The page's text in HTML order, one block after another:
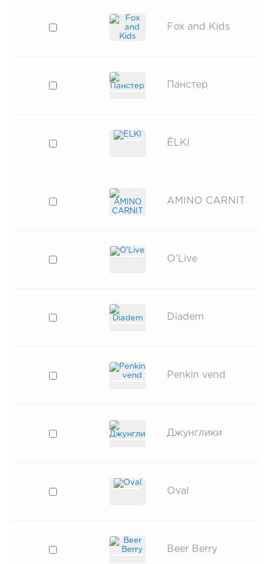
Fox and Kids
Панстер
ЁLKI
AMINO CARNIT
O’Live
Diadem
Penkin vend
Джунглики
Oval
Beer Berry